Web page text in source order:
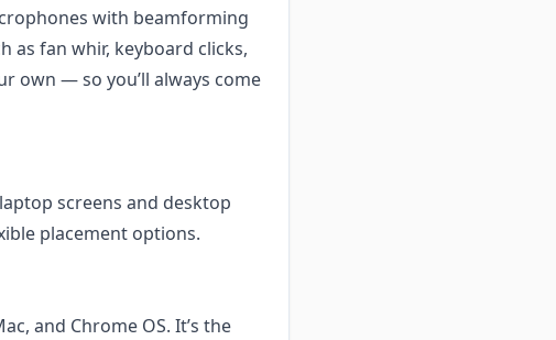
with beamforming
as fan whir, keyboard clicks,
own — so you’ll always come
screens and desktop
placement options.
and Chrome OS. It’s the